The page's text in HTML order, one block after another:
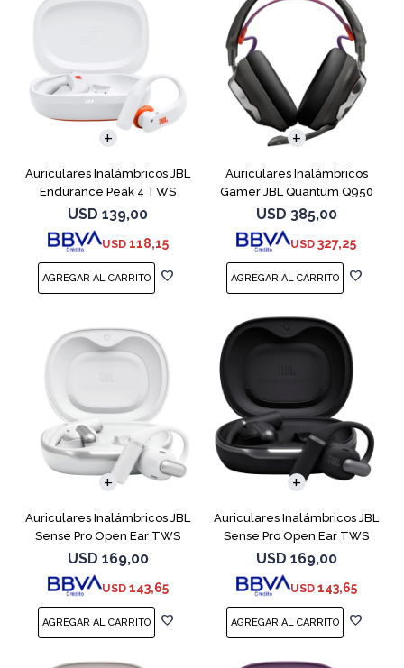
Auriculares Inalámbricos JBL
Endurance Peak 4 TWS
Blanco
USD 139,00
USD 118,15
Auriculares Inalámbricos
Gamer JBL Quantum Q950
Negro
USD 385,00
USD 327,25
Auriculares Inalámbricos JBL
Sense Pro Open Ear TWS
Blanco
USD 169,00
USD 143,65
Auriculares Inalámbricos JBL
Sense Pro Open Ear TWS
Negro
USD 169,00
USD 143,65